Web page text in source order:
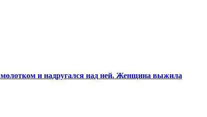
и надругался над ней. Женщина выжила